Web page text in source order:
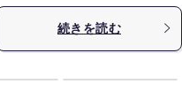
続きを読む